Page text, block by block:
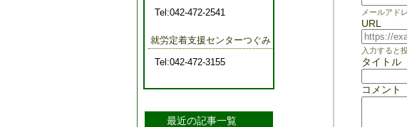
メールアド
URL
入力すると
タイトル
コメント
Tel:042-472-2541
就労定着支援センターつぐみ
Tel:042-472-3155
最近の記事一覧